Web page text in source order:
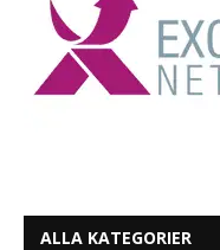
ALLA KATEGORIER